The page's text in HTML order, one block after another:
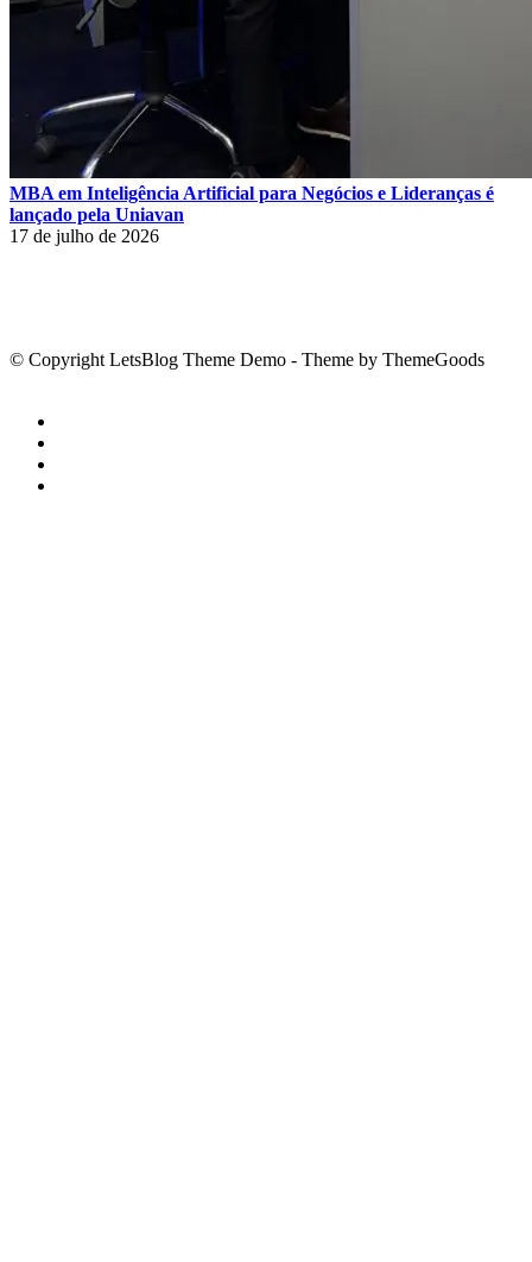
MBA em Inteligência Artificial para Negócios e Lideranças é
lançado pela Uniavan
17 de julho de 2026
© Copyright LetsBlog Theme Demo - Theme by ThemeGoods